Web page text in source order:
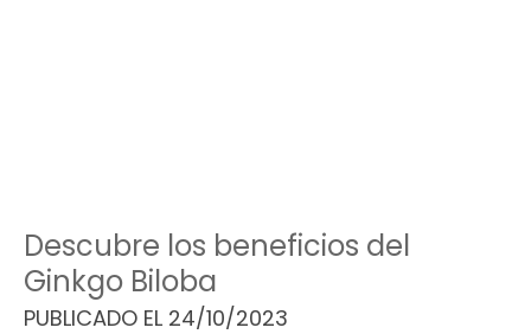
Descubre los beneficios del
Ginkgo Biloba
PUBLICADO EL 24/10/2023